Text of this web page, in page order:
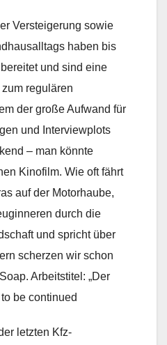
Versteigerung sowie
haben bis
und sind eine
regulären
der große Aufwand für
und Interviewplots
– man könnte
Kinofilm. Wie oft fährt
auf der Motorhaube,
durch die
und spricht über
scherzen wir schon
Arbeitstitel: „Der
be continued
letzten Kfz-